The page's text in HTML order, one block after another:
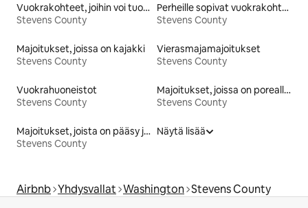
Vuokrakohteet, joihin voi tuoda lemmikin
Stevens County
Perheille sopivat vuokrakohteet
Stevens County
Majoitukset, joissa on kajakki
Stevens County
Vierasmajamajoitukset
Stevens County
Vuokrahuoneistot
Stevens County
Majoitukset, joissa on poreallas
Stevens County
Majoitukset, joista on pääsy järvelle
Stevens County
Näytä lisää
Airbnb Yhdysvallat Washington Stevens County